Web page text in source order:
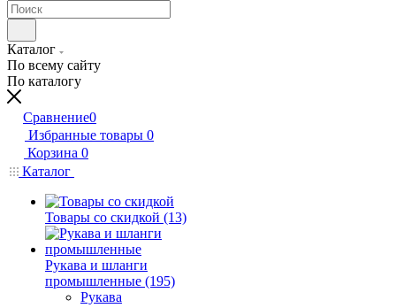
Каталог
По всему сайту
По каталогу
Сравнение0
Избранные товары 0
Корзина 0
Каталог
Товары со скидкой (13)
Рукава и шланги
промышленные (195)
Рукава